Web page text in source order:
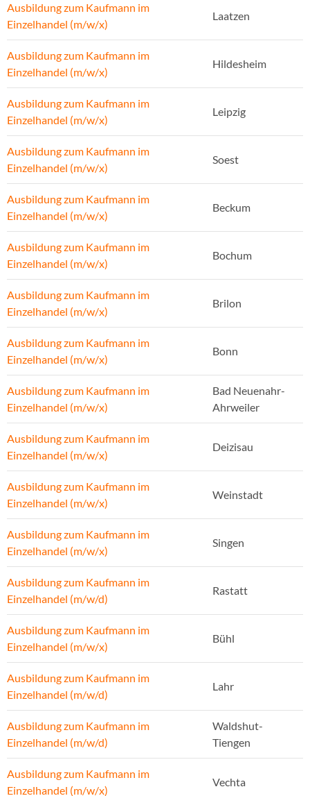
Ausbildung zum Kaufmann im
Einzelhandel (m/w/x)
Laatzen
Ausbildung zum Kaufmann im
Einzelhandel (m/w/x)
Hildesheim
Ausbildung zum Kaufmann im
Einzelhandel (m/w/x)
Leipzig
Ausbildung zum Kaufmann im
Einzelhandel (m/w/x)
Soest
Ausbildung zum Kaufmann im
Einzelhandel (m/w/x)
Beckum
Ausbildung zum Kaufmann im
Einzelhandel (m/w/x)
Bochum
Ausbildung zum Kaufmann im
Einzelhandel (m/w/x)
Brilon
Ausbildung zum Kaufmann im
Einzelhandel (m/w/x)
Bonn
Ausbildung zum Kaufmann im
Einzelhandel (m/w/x)
Bad Neuenahr-
Ahrweiler
Ausbildung zum Kaufmann im
Einzelhandel (m/w/x)
Deizisau
Ausbildung zum Kaufmann im
Einzelhandel (m/w/x)
Weinstadt
Ausbildung zum Kaufmann im
Einzelhandel (m/w/x)
Singen
Ausbildung zum Kaufmann im
Einzelhandel (m/w/d)
Rastatt
Ausbildung zum Kaufmann im
Einzelhandel (m/w/x)
Bühl
Ausbildung zum Kaufmann im
Einzelhandel (m/w/d)
Lahr
Ausbildung zum Kaufmann im
Einzelhandel (m/w/d)
Waldshut-
Tiengen
Ausbildung zum Kaufmann im
Einzelhandel (m/w/x)
Vechta